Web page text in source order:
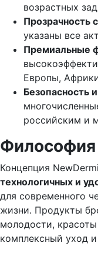
возрастных
Прозрачность
указаны все
Премиальные
Европы,
Безопасность
российским и
Философия
Концепция
технологичных и
для современного
жизни. Продукты
молодости,
комплексный уход